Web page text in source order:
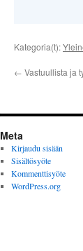
Kategoria(t):
← Vastuullista ja
Meta
Kirjaudu sisään
Sisältösyöte
Kommenttisyöte
WordPress.org